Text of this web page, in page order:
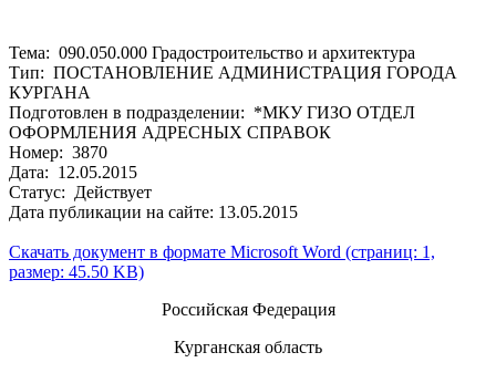
Тема: 090.050.000 Градостроительство и архитектура
Тип: ПОСТАНОВЛЕНИЕ АДМИНИСТРАЦИЯ ГОРОДА
КУРГАНА
Подготовлен в подразделении: *МКУ ГИЗО ОТДЕЛ
ОФОРМЛЕНИЯ АДРЕСНЫХ СПРАВОК
Номер: 3870
Дата: 12.05.2015
Статус: Действует
Дата публикации на сайте: 13.05.2015
Скачать документ в формате Microsoft Word (страниц: 1,
размер: 45.50 KB)
Российская Федерация
Курганская область